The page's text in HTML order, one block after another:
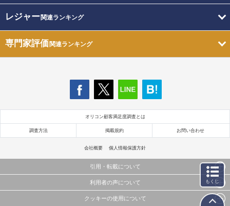
レジャー関連ランキング
専門家評価関連ランキング
オリコン顧客満足度調査とは
調査方法 掲載規約 お問い合わせ
会社概要 個人情報保護方針
引用・転載について
当サイトで公開されている情報（文字、写真、イラスト、画像データ等）及びこれらの配置・
これらの情報を権利者の許可なく無断転載・複製などの二次利用を行うことは固く禁じており
利用者の声について
当サイトに掲載している内容はすべてサービスの利用者が提出された見解・感想です。
クッキーの使用について
もくじ